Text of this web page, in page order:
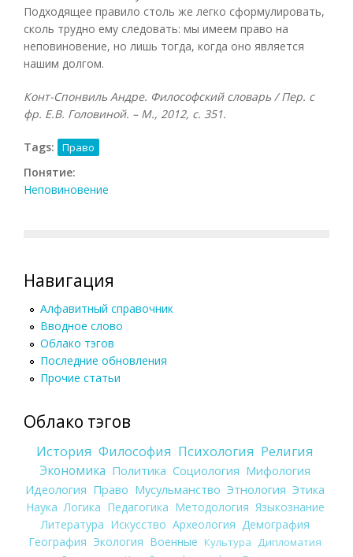
Подходящее правило столь же легко сформулировать,
сколь трудно ему следовать: мы имеем право на
неповиновение, но лишь тогда, когда оно является
нашим долгом.
Конт-Спонвиль Андре. Философский словарь / Пер. с
фр. Е.В. Головиной. – М., 2012, с. 351.
Tags: Право
Понятие:
Неповиновение
Навигация
Алфавитный справочник
Вводное слово
Облако тэгов
Последние обновления
Прочие статьи
Облако тэгов
История Философия Психология Религия
Экономика Политика Социология Мифология
Идеология Право Мусульманство Этнология Этика
Наука Логика Педагогика Методология Языкознание
Литература Искусство Археология Демография
География Экология Военные Культура
Дипломатия